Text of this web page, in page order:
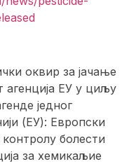
оквир за јачање
агенција ЕУ у циљу
једног
(ЕУ): Европски
болести
за хемикаљие